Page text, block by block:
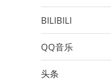
BILIBILI
QQ音乐
头条